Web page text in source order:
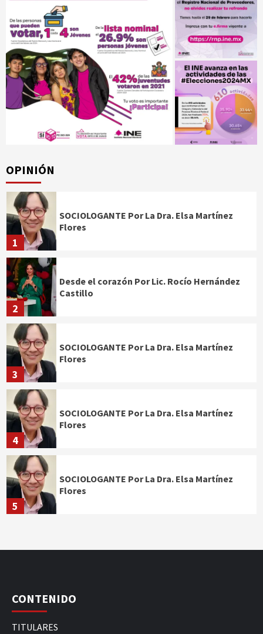
OPINIÓN
1
SOCIOLOGANTE Por La Dra. Elsa Martínez
Flores
2
Desde el corazón Por Lic. Rocío Hernández
Castillo
3
SOCIOLOGANTE Por La Dra. Elsa Martínez
Flores
4
SOCIOLOGANTE Por La Dra. Elsa Martínez
Flores
5
SOCIOLOGANTE Por La Dra. Elsa Martínez
Flores
CONTENIDO
TITULARES